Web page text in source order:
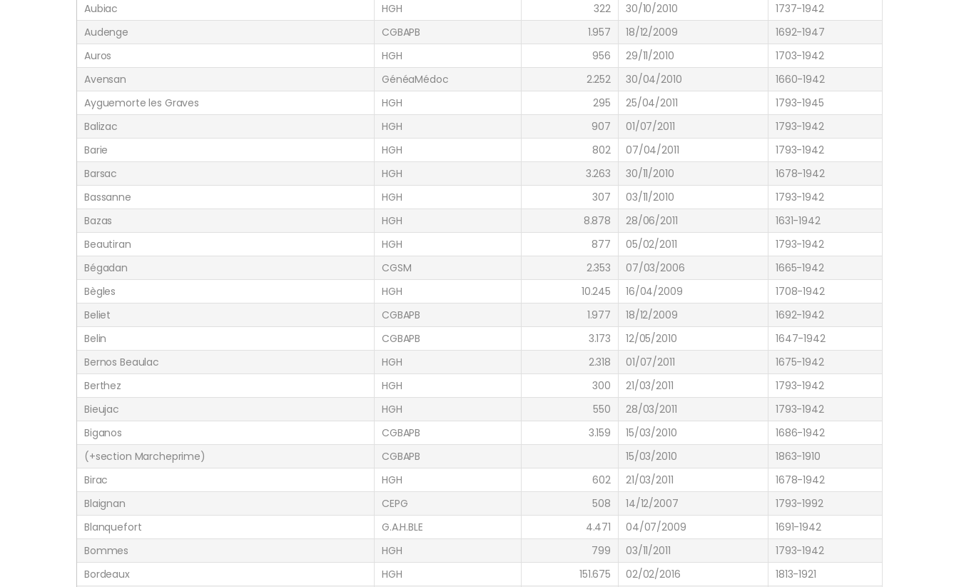
Aubiac
HGH 322 30/10/2010
1737-1942
Audenge
CGBAPB 1.957 18/12/2009
1692-1947
Auros
HGH 956 29/11/2010
1703-1942
Avensan
GénéaMédoc 2.252 30/04/2010
1660-1942
Ayguemorte les Graves
HGH 295 25/04/2011
1793-1945
Balizac
HGH 907 01/07/2011
1793-1942
Barie
HGH 802 07/04/2011
1793-1942
Barsac
HGH 3.263 30/11/2010
1678-1942
Bassanne
HGH 307 03/11/2010
1793-1942
Bazas
HGH 8.878 28/06/2011
1631-1942
Beautiran
HGH 877 05/02/2011
1793-1942
Bégadan
CGSM 2.353 07/03/2006
1665-1942
Bègles
HGH 10.245 16/04/2009
1708-1942
Beliet
CGBAPB 1.977 18/12/2009
1692-1942
Belin
CGBAPB 3.173 12/05/2010
1647-1942
Bernos Beaulac
HGH 2.318 01/07/2011
1675-1942
Berthez
HGH 300 21/03/2011
1793-1942
Bieujac
HGH 550 28/03/2011
1793-1942
Biganos
CGBAPB 3.159 15/03/2010
1686-1942
(+section Marcheprime)
CGBAPB 15/03/2010
1863-1910
Birac
HGH 602 21/03/2011
1678-1942
Blaignan
CEPG 508 14/12/2007
1793-1992
Blanquefort
G.A.H.BLE 4.471 04/07/2009
1691-1942
Bommes
HGH 799 03/11/2011
1793-1942
Bordeaux
HGH 151.675 02/02/2016
1813-1921